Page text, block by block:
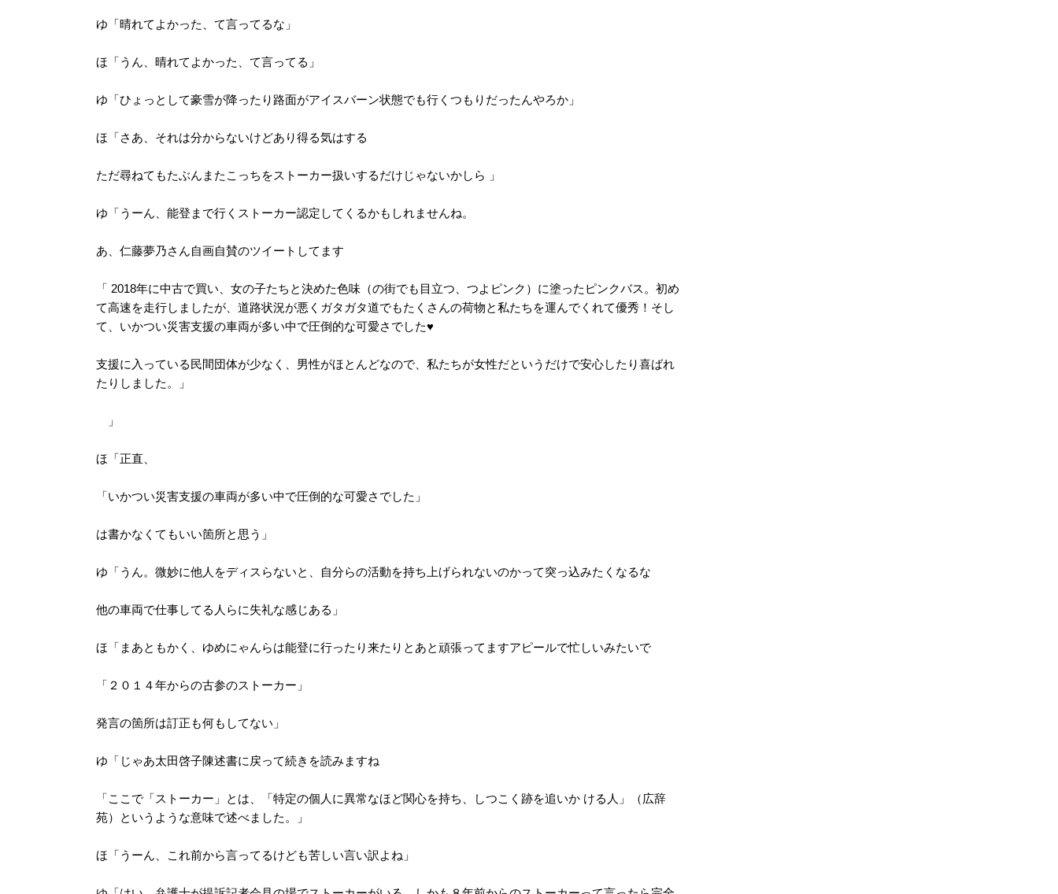
ゆ「晴れてよかった、て言ってるな」
ほ「うん、晴れてよかった、て言ってる」
ゆ「ひょっとして豪雪が降ったり路面がアイスバーン状態でも行くつもりだったんやろか」
ほ「さあ、それは分からないけどあり得る気はする
ただ尋ねてもたぶんまたこっちをストーカー扱いするだけじゃないかしら 」
ゆ「うーん、能登まで行くストーカー認定してくるかもしれませんね。
あ、仁藤夢乃さん自画自賛のツイートしてます
「 2018年に中古で買い、女の子たちと決めた色味（の街でも目立つ、つよピンク）に塗ったピンクバス。初め
て高速を走行しましたが、道路状況が悪くガタガタ道でもたくさんの荷物と私たちを運んでくれて優秀！そし
て、いかつい災害支援の車両が多い中で圧倒的な可愛さでした♥
支援に入っている民間団体が少なく、男性がほとんどなので、私たちが女性だというだけで安心したり喜ばれ
たりしました。」
」
ほ「正直、
「いかつい災害支援の車両が多い中で圧倒的な可愛さでした」
は書かなくてもいい箇所と思う」
ゆ「うん。微妙に他人をディスらないと、自分らの活動を持ち上げられないのかって突っ込みたくなるな
他の車両で仕事してる人らに失礼な感じある」
ほ「まあともかく、ゆめにゃんらは能登に行ったり来たりとあと頑張ってますアピールで忙しいみたいで
「２０１４年からの古参のストーカー」
発言の箇所は訂正も何もしてない」
ゆ「じゃあ太田啓子陳述書に戻って続きを読みますね
「ここで「ストーカー」とは、「特定の個人に異常なほど関心を持ち、しつこく跡を追いか ける人」（広辞
苑）というような意味で述べました。」
ほ「うーん、これ前から言ってるけども苦しい言い訳よね」